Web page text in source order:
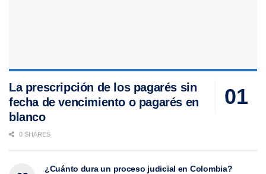
La prescripción de los pagarés sin
fecha de vencimiento o pagarés en
blanco
0 SHARES
¿Cuánto dura un proceso judicial en Colombia?